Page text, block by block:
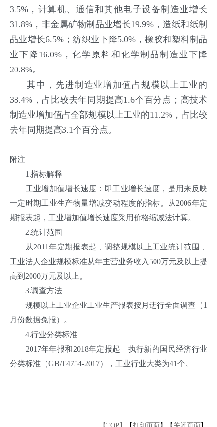
3.5%，计算机、通信和其他电子设备制造业增长
31.8%，非金属矿物制品业增长19.9%，造纸和纸制
品业增长6.5%；纺织业下降5.0%，橡胶和塑料制品
业下降16.0%，化学原料和化学制品制造业下降
20.8%。
其中，先进制造业增加值占规模以上工业的
38.4%，占比较去年同期提高1.6个百分点；高技术
制造业增加值占全部规模以上工业的11.2%，占比较
去年同期提高3.1个百分点。
附注
1.指标解释
工业增加值增长速度：即工业增长速度，是用来反映
一定时期工业生产物量增减变动程度的指标。从2006年定
期报表起，工业增加值增长速度采用价格缩减法计算。
2.统计范围
从2011年定期报表起，调整规模以上工业统计范围，
工业法人企业规模标准从年主营业务收入500万元及以上提
高到2000万元及以上。
3.调查方法
规模以上工业企业工业生产报表按月进行全面调查（1
月份数据免报）。
4.行业分类标准
2017年年报和2018年定报起，执行新的国民经济行业
分类标准（GB/T4754-2017），工业行业大类为41个。
【TOP】 【打印页面 】【 关闭页面 】